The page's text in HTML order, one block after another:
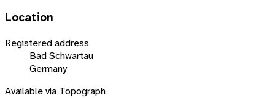
Location
Registered address
Bad Schwartau
Germany
Available via Topograph